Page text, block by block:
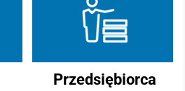
Przedsiębiorca